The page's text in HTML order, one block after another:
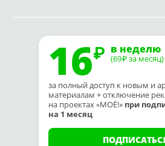
16 в неделю
(69₽ за месяц)
за полный доступ к новым и
материалам + отключение
на проектах «МОЁ!» при
на 1 месяц